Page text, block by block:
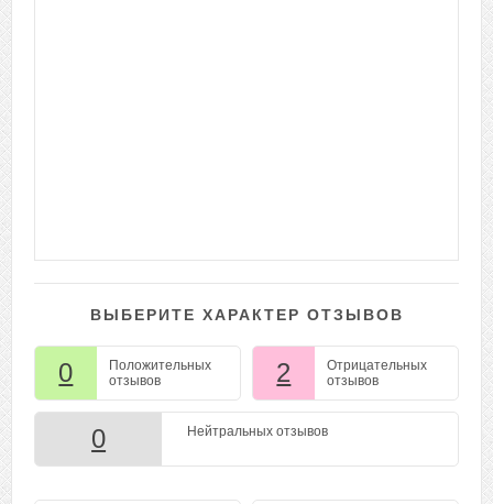
ВЫБЕРИТЕ ХАРАКТЕР ОТЗЫВОВ
0
Положительных
отзывов
2
Отрицательных
отзывов
0 Нейтральных отзывов